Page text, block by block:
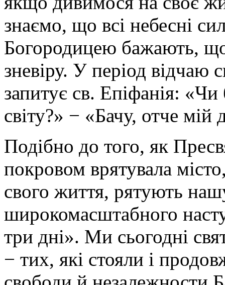
знаємо, що всі небесні
Богородицею бажають,
зневіру. У період відчаю
запитує св. Епіфанія:
світу?» − «Бачу, отче мій
Подібно до того, як
покровом врятувала
свого життя, рятують
широкомасштабного
три дні». Ми сьогодні
− тих, які стояли і